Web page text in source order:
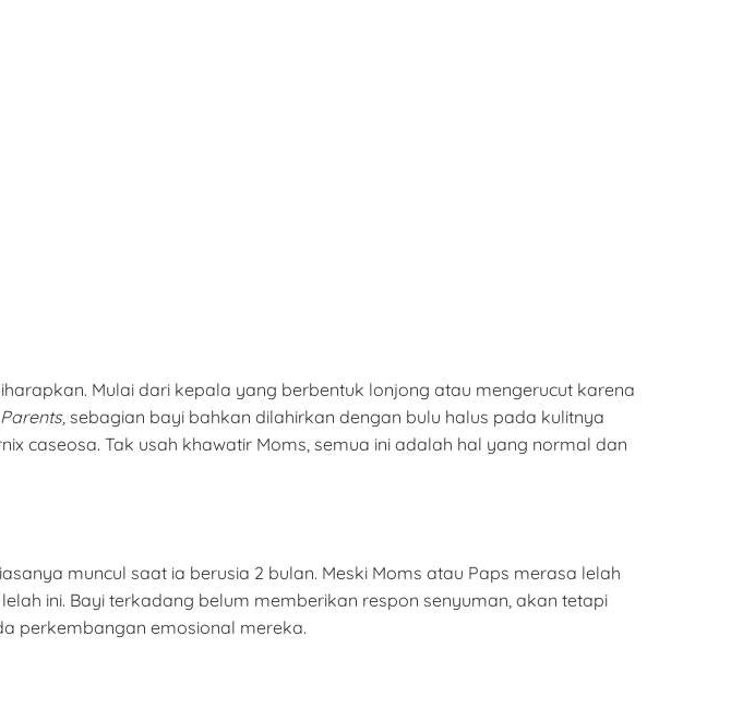
Mulai dari kepala yang berbentuk lonjong atau mengerucut karena
Parents, sebagian bayi bahkan dilahirkan dengan bulu halus pada kulitnya
caseosa. Tak usah khawatir Moms, semua ini adalah hal yang normal dan
muncul saat ia berusia 2 bulan. Meski Moms atau Paps merasa lelah
ini. Bayi terkadang belum memberikan respon senyuman, akan tetapi
perkembangan emosional mereka.